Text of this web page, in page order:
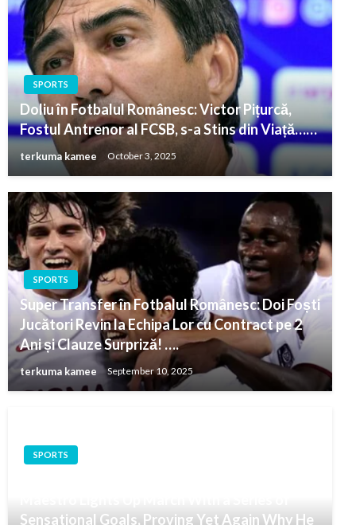
SPORTS
Doliu în Fotbalul Românesc: Victor Pițurcă,
Fostul Antrenor al FCSB, s-a Stins din Viață……
terkuma kamee October 3, 2025
SPORTS
Super Transfer în Fotbalul Românesc: Doi Foști
Jucători Revin la Echipa Lor cu Contract pe 2
Ani și Clauze Surpriză! ….
terkuma kamee September 10, 2025
SPORTS
Sensational Goals, Proving Yet Again Why He